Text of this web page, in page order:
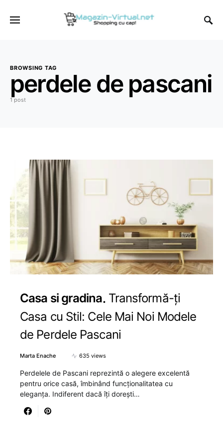
BROWSING TAG
perdele de pascani
1 post
Casa si gradina Transformă-ți
Casa cu Stil: Cele Mai Noi Modele
de Perdele Pascani
Marta Enache 635 views
Perdelele de Pascani reprezintă o alegere excelentă
pentru orice casă, îmbinând funcționalitatea cu
eleganța. Indiferent dacă îți dorești…